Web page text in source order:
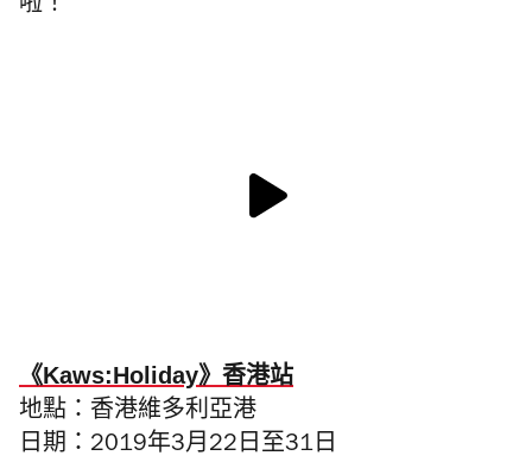
啦！
《Kaws:Holiday》香港站
地點：香港維多利亞港
日期： 2019年3月 22 日至31日